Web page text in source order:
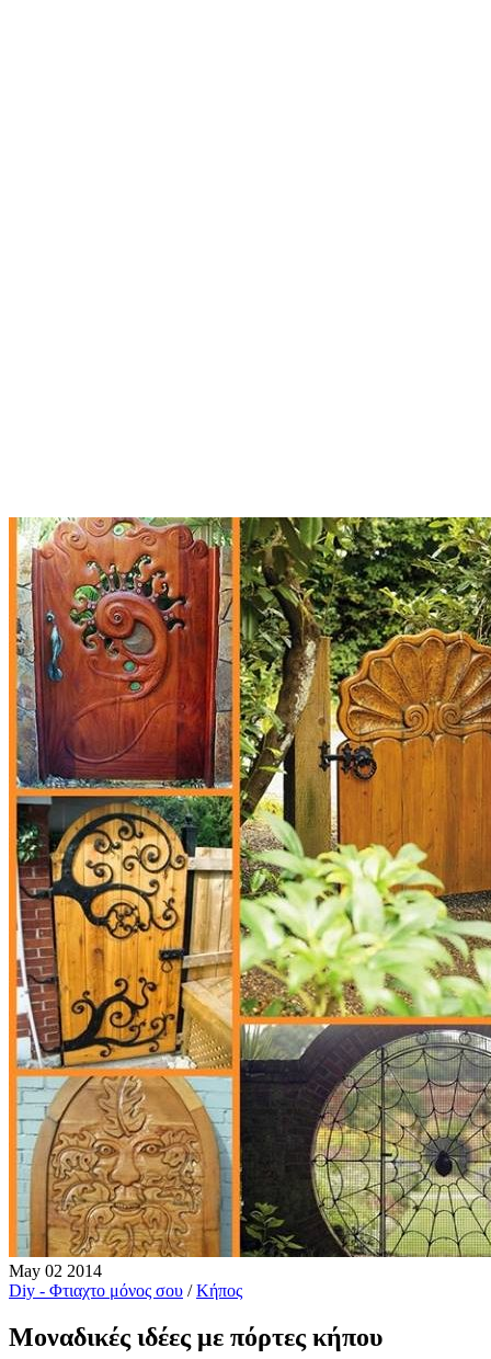
May 02 2014
Diy - Φτιαχτο μόνος σου /Κήπος
Μοναδικές ιδέες με πόρτες κήπου